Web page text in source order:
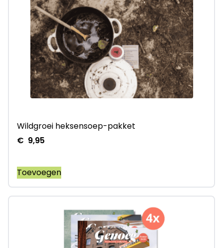
Wildgroei heksensoep-pakket
€ 9,95
Toevoegen